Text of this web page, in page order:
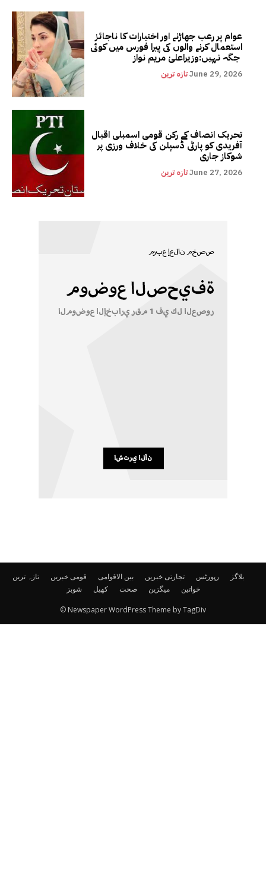
عوام پر رعب جھاڑنے اور اختیارات کا ناجائز
استعمال کرنے والوں کی پیرا فورس میں کوئی
تازہ ترینJune 29, 2026
تحریک انصاف کے رکن قومی اسمبلی اقبال
آفریدی کو پارٹی ڈسپلن کی خلاف ورزی پر
شوکاز جاری
تازہ ترینJune 27, 2026
تازہ ترین قومی خبریں بین الاقوامی تجارتی خبریں رپورٹس
بلاگز
شوبز
کھیل صحت میگزین خواتین
© Newspaper WordPress Theme by TagDiv